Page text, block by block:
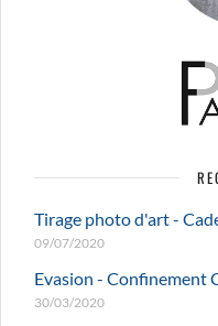
Tirage photo d'art -
09/07/2020
Evasion - Confinement
30/03/2020